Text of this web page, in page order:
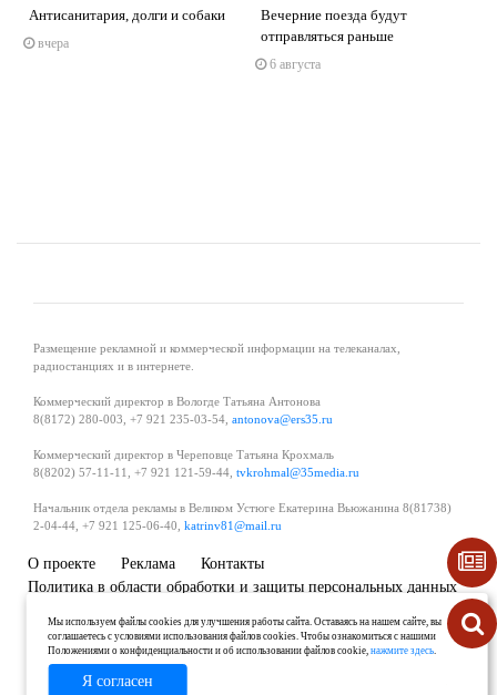
Антисанитария, долги и собаки
вчера
Вечерние поезда будут
отправляться раньше
6 августа
Размещение рекламной и коммерческой информации на телеканалах,
радиостанциях и в интернете.
Коммерческий директор в Вологде Татьяна Антонова
8(8172) 280-003, +7 921 235-03-54, antonova@ers35.ru
Коммерческий директор в Череповце Татьяна Крохмаль
8(8202) 57-11-11, +7 921 121-59-44, tvkrohmal@35media.ru
Начальник отдела рекламы в Великом Устюге Екатерина Вьюжанина 8(81738)
2-04-44, +7 921 125-06-40, katrinv81@mail.ru
О проекте Реклама
Контакты
Политика в области обработки и защиты персональных данных
Мы используем файлы cookies для улучшения работы сайта. Оставаясь на нашем сайте, вы
соглашаетесь с условиями использования файлов cookies. Чтобы ознакомиться с нашими
Положениями о конфиденциальности и об использовании файлов cookie,нажмите здесь.
Я согласен